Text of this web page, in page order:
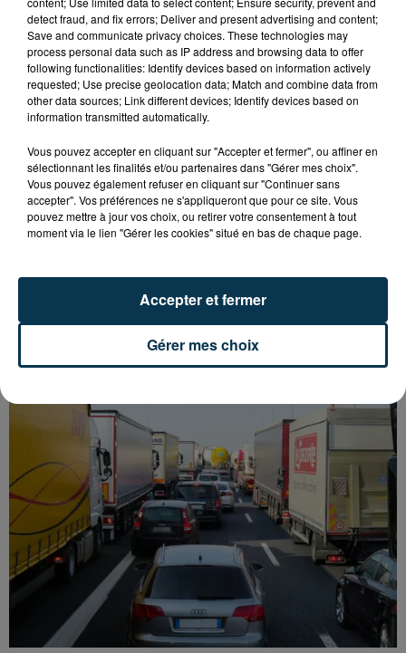
L’ASSE RÉDUIT FACE À SOCHAUX, UNE
PREMIÈRE VICTOIRE POUR NOS VERTS ?
detect fraud, and fix errors; Deliver and present advertising and content;
Save and communicate privacy choices. These technologies may
process personal data such as IP address and browsing data to offer
following functionalities: Identify devices based on information actively
requested; Use precise geolocation data; Match and combine data from
other data sources; Link different devices; Identify devices based on
information transmitted automatically.
Vous pouvez accepter en cliquant sur "Accepter et fermer", ou affiner en
sélectionnant les finalités et/ou partenaires dans "Gérer mes choix".
Vous pouvez également refuser en cliquant sur "Continuer sans
accepter". Vos préférences ne s'appliqueront que pour ce site. Vous
pouvez mettre à jour vos choix, ou retirer votre consentement à tout
moment via le lien "Gérer les cookies" situé en bas de chaque page.
Gérer mes choix
Accepter et fermer